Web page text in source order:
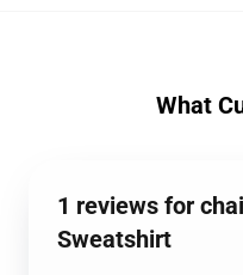
What
1 reviews for
Sweatshirt